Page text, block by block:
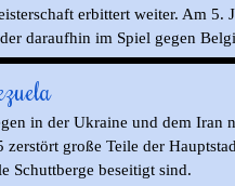
erbittert weiter. Am
daraufhin im Spiel gegen
in der Ukraine und dem Iran
große Teile der
Schuttberge beseitigt sind.